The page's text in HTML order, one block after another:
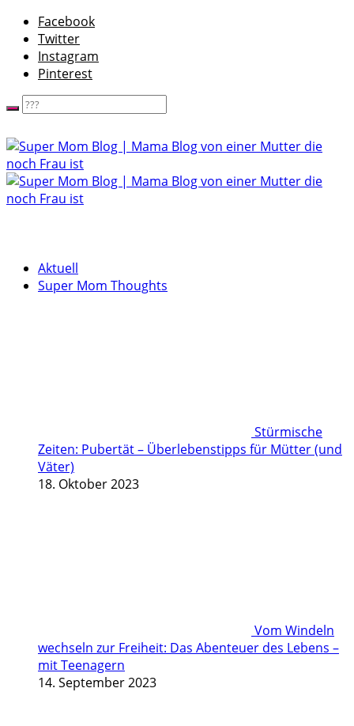
Facebook
Twitter
Instagram
Pinterest
Aktuell
Super Mom Thoughts
Stürmische
Zeiten: Pubertät – Überlebenstipps für Mütter (und
Väter)
18. Oktober 2023
Vom Windeln
wechseln zur Freiheit: Das Abenteuer des Lebens –
mit Teenagern
14. September 2023